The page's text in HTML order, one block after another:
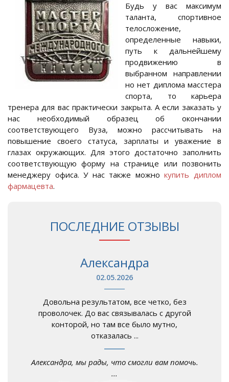
Будь у вас максимум
таланта, спортивное
телосложение,
определенные навыки,
путь к дальнейшему
продвижению в
выбранном направлении
но нет диплома масстера
спорта, то карьера
тренера для вас практически закрыта. А если заказать у
нас необходимый образец об окончании
соответствующего Вуза, можно рассчитывать на
повышение своего статуса, зарплаты и уважение в
глазах окружающих. Для этого достаточно заполнить
соответствующую форму на странице или позвонить
менеджеру офиса. У нас также можнокупить диплом
фармацевта.
ПОСЛЕДНИЕ ОТЗЫВЫ
Александра
02.05.2026
Довольна результатом, все четко, без
проволочек. До вас связывалась с другой
конторой, но там все было мутно,
отказалась ...
Александра, мы рады, что смогли вам помочь.
...